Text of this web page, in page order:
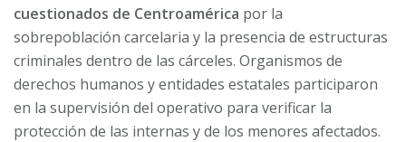
cuestionados de Centroamérica por la
sobrepoblación carcelaria y la presencia de estructuras
criminales dentro de las cárceles. Organismos de
derechos humanos y entidades estatales participaron
en la supervisión del operativo para verificar la
protección de las internas y de los menores afectados.